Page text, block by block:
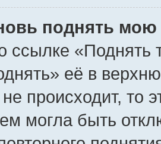
поднять мою
ссылке «Поднять
её в
происходит, то
могла быть